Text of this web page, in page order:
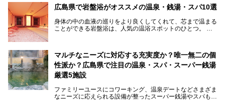
わりと身体の内部を温めて発汗を促すサウナは、リフレッシ
ュ効果はもちろん、代謝が高まり健康や美容にも良い影響が
期待されます。今回はそんなサウナにこだわった、広島県内
のオススメ温泉・銭湯・スパ10ヶ所を紹介させていただき
ます。
広島県で岩盤浴がオススメの温泉・銭湯・スパ10選
身体の中の血液の巡りをより良くしてくれて、芯まで温まる
ことができる岩盤浴は、人気の温浴スポットのひとつ。
る、広島県でオススメの温泉・銭湯・スパをご紹介していき
ます！
マルチなニーズに対応する充実度か？唯一無二の個
性派か？広島県で注目の温泉・スパ・スーパー銭湯
厳選5施設
ファミリーユースにコワーキング、温泉デートなどさまざま
なニーズに応えられる設備が整ったスーパー銭湯やスパも、